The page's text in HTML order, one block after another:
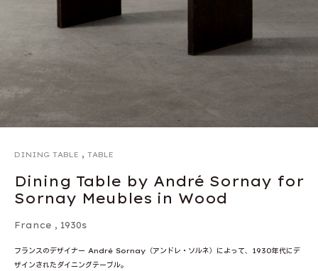
DINING TABLE , TABLE
Dining Table by André Sornay for
Sornay Meubles in Wood
France , 1930s
フランスのデザイナー André Sornay（アンドレ・ソルネ）によって、1930年代にデ
ザインされたダイニングテーブル。